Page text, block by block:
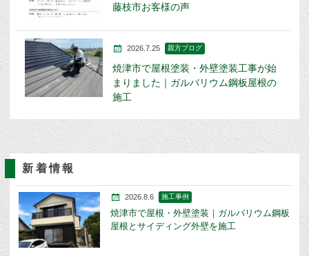
藤枝市お客様の声
2026.7.25 親方ブログ
焼津市で屋根塗装・外壁塗装工事が始
まりました｜ガルバリウム鋼板屋根の
施工
新着情報
2026.8.6 施工事例
焼津市で屋根・外壁塗装｜ガルバリウム鋼板
屋根とサイディング外壁を施工